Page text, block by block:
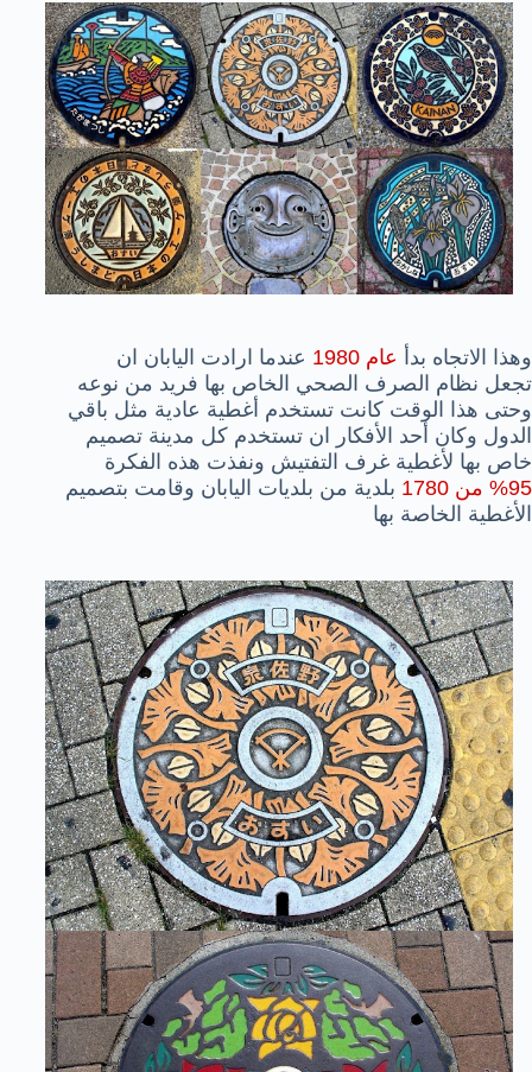
وهذا الاتجاه بدأ عام 1980
عندما ارادت اليابان ان
تجعل نظام الصرف الصحي الخاص بها فريد من نوعه
وحتى هذا الوقت كانت تستخدم أغطية عادية مثل باقي
الدول وكان أحد الأفكار ان تستخدم كل مدينة تصميم
خاص بها لأغطية غرف التفتيش ونفذت هذه الفكرة
95% من 1780
بلدية من بلديات اليابان وقامت بتصميم
الأغطية الخاصة بها